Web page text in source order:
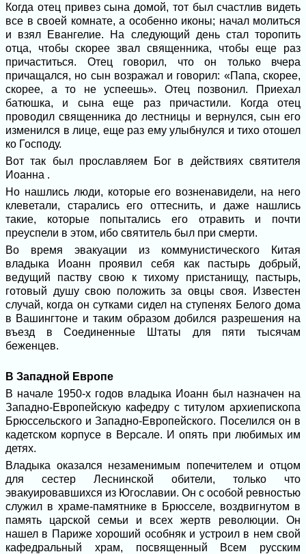
Когда отец привез сына домой, тот был счастлив видеть
все в своей комнате, а особенно иконы; начал молиться
и взял Евангелие. На следующий день стал торопить
отца, чтобы скорее звал священника, чтобы еще раз
причаститься. Отец говорил, что он только вчера
причащался, но сын возражал и говорил: «Папа, скорее,
скорее, а то не успеешь». Отец позвонил. Приехал
батюшка, и сына еще раз причастили. Когда отец
проводил священника до лестницы и вернулся, сын его
изменился в лице, еще раз ему улыбнулся и тихо отошел
ко Господу.
Вот так был прославляем Бог в действиях святителя
Иоанна .
Но нашлись люди, которые его возненавидели, на него
клеветали, старались его оттеснить, и даже нашлись
такие, которые попытались его отравить и почти
преуспели в этом, ибо святитель был при смерти.
Во время эвакуации из коммунистического Китая
владыка Иоанн проявил себя как пастырь добрый,
ведущий паству свою к тихому пристанищу, пастырь,
готовый душу свою положить за овцы своя. Известен
случай, когда он сутками сидел на ступенях Белого дома
в Вашингтоне и таким образом добился разрешения на
въезд в Соединенные Штаты для пяти тысячам
беженцев.
В Западной Европе
В начале 1950-х годов владыка Иоанн был назначен на
Западно-Европейскую кафедру с титулом архиепископа
Брюссельского и Западно-Европейского. Поселился он в
кадетском корпусе в Версале. И опять при любимых им
детях.
Владыка оказался незаменимым попечителем и отцом
для сестер Леснинской обители, только что
эвакуировавшихся из Югославии. Он с особой ревностью
служил в храме-памятнике в Брюсселе, воздвигнутом в
память царской семьи и всех жертв революции. Он
нашел в Париже хороший особняк и устроил в нем свой
кафедральный храм, посвященный Всем русским